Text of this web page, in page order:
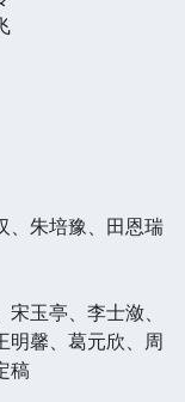
朱培豫、田恩瑞
玉亭、李士潋、
明馨、葛元欣、周
稿